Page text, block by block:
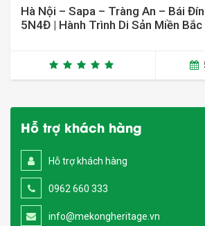
Hà Nội – Sapa – Tràng An – Bái
5N4Đ | Hành Trình Di Sản Miền Bắc
Hỗ trợ khách hàng
Hỗ trợ khách hàng
0962 660 333
info@mekongheritage.vn